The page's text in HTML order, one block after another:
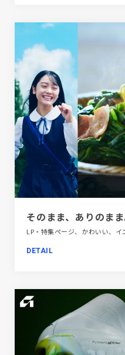
DETAIL